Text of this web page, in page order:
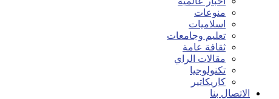
منوعات
اسلاميات
تعليم وجامعات
ثقافة عامة
مقالات الراي
تكنولوجيا
كاريكاتير
الاتصال بنا